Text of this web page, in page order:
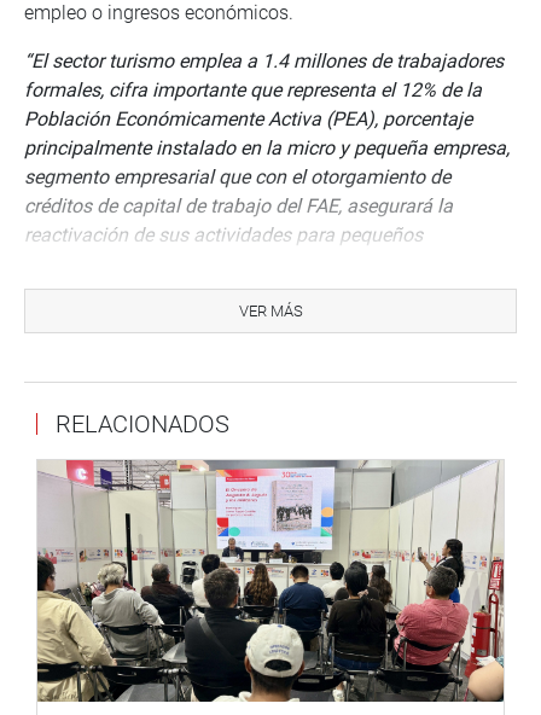
empleo o ingresos económicos.
“El sector turismo emplea a 1.4 millones de trabajadores
formales, cifra importante que representa el 12% de la
Población Económicamente Activa (PEA), porcentaje
principalmente instalado en la micro y pequeña empresa,
segmento empresarial que con el otorgamiento de
créditos de capital de trabajo del FAE, asegurará la
reactivación de sus actividades para pequeños
los créditos de Reactiva Perú”, enfatizó.
Sanitaria y el Aislamiento Social Obligatorio.
En ese sentido, instó al Ministerio de Economía y
Finanzas que la creación de este FAE-Turismo, cuyos
fondos provendrán de COFIDE, lleguen realmente a los
pequeños empresarios que generan empleabilidad al
país, los que han sido brutalmente golpeadas por el cierre
de sus actividades.
Asimismo, aseguró que desde la comisión se ejecutará un
seguimiento estratégico de control y fiscalización al
VER MÁS
RELACIONADOS